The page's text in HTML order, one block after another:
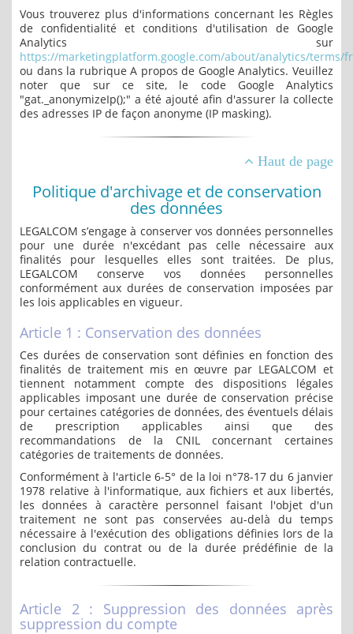
Vous trouverez plus d'informations concernant les Règles
de confidentialité et conditions d'utilisation de Google
Analytics sur
https://marketingplatform.google.com/about/analytics/terms/
ou dans la rubrique A propos de Google Analytics. Veuillez
noter que sur ce site, le code Google Analytics
"gat._anonymizeIp();" a été ajouté afin d'assurer la collecte
des adresses IP de façon anonyme (IP masking).
Haut de page
Politique d'archivage et de conservation
des données
LEGALCOM s’engage à conserver vos données personnelles
pour une durée n'excédant pas celle nécessaire aux
finalités pour lesquelles elles sont traitées. De plus,
LEGALCOM conserve vos données personnelles
conformément aux durées de conservation imposées par
les lois applicables en vigueur.
Article 1 : Conservation des données
Ces durées de conservation sont définies en fonction des
finalités de traitement mis en œuvre par LEGALCOM et
tiennent notamment compte des dispositions légales
applicables imposant une durée de conservation précise
pour certaines catégories de données, des éventuels délais
de prescription applicables ainsi que des
recommandations de la CNIL concernant certaines
catégories de traitements de données.
Conformément à l'article 6-5° de la loi n°78-17 du 6 janvier
1978 relative à l'informatique, aux fichiers et aux libertés,
les données à caractère personnel faisant l'objet d'un
traitement ne sont pas conservées au-delà du temps
nécessaire à l'exécution des obligations définies lors de la
conclusion du contrat ou de la durée prédéfinie de la
relation contractuelle.
Article 2 : Suppression des données après
suppression du compte